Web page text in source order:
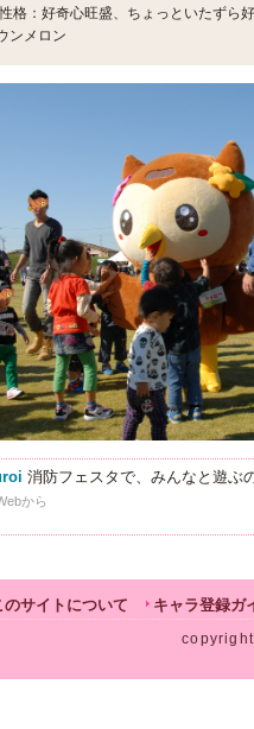
格：好奇心旺盛、ちょっといたずら
ンメロン
消防フェスタで、みんなと遊ぶ
から
のサイトについて キャラ登録ガ